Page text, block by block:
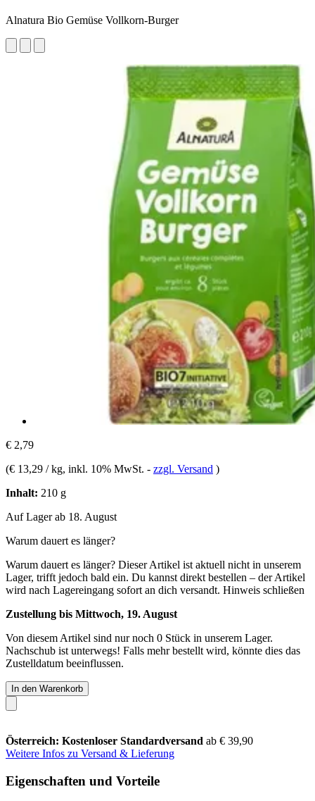
Alnatura Bio Gemüse Vollkorn-Burger
€ 2,79
(€ 13,29 / kg, inkl. 10% MwSt. - zzgl. Versand )
Inhalt: 210 g
Auf Lager ab 18. August
Warum dauert es länger?
Warum dauert es länger? Dieser Artikel ist aktuell nicht in unserem
Lager, trifft jedoch bald ein. Du kannst direkt bestellen – der Artikel
wird nach Lagereingang sofort an dich versandt. Hinweis schließen
Zustellung bis Mittwoch, 19. August
Von diesem Artikel sind nur noch 0 Stück in unserem Lager.
Nachschub ist unterwegs! Falls mehr bestellt wird, könnte dies das
Zustelldatum beeinflussen.
In den Warenkorb
Österreich: Kostenloser Standardversand ab € 39,90
Weitere Infos zu Versand & Lieferung
Eigenschaften und Vorteile